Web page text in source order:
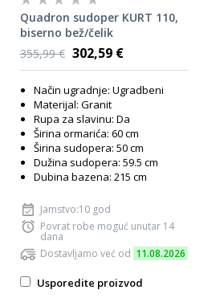
Quadron sudoper KURT 110,
biserno bež/čelik
355,99 € 302,59 €
Način ugradnje: Ugradbeni
Materijal: Granit
Rupa za slavinu: Da
Širina ormarića: 60 cm
Širina sudopera: 50 cm
Dužina sudopera: 59.5 cm
Dubina bazena: 215 cm
Jamstvo:10 god
Povrat robe moguć unutar 14
dana
Dostavljamo već od 11.08.2026
Usporedite proizvod